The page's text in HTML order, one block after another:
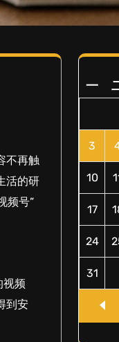
不再触
活的研
频号”
视频
到安
一
3
10
17
24
31